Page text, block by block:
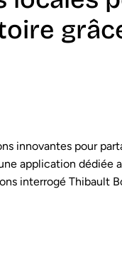
innovantes pour
application dédiée
interrogé Thibault